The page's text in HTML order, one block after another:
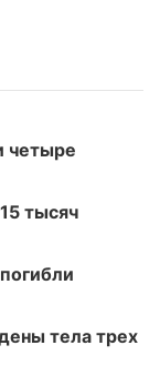
четыре
тысяч
тела трех